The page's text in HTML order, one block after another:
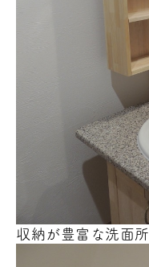
収納が豊富な洗面所